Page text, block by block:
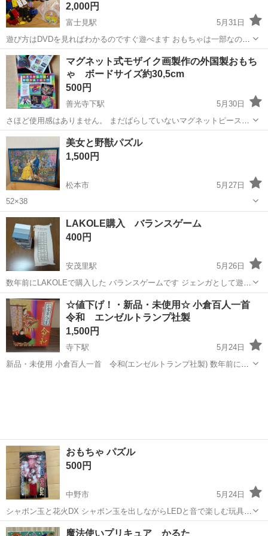
2,000円
富士見駅
5月31日
遊び方はDVDを見ればわかるのですぐ遊べます おもちゃは一部なので
DVDにないものもありますがご了承ください 除菌シートで拭いてお渡
ししますがあくまで子供が使っていたものなので小傷、多少の汚れは
あります 富士見町図書館の駐...
長野 諏訪郡 富士見駅 パズル DVD
マグネット式モザイク画製作の外国製おもち
ゃ ボードサイズ約30,5cm
500円
善光寺下駅
5月30日
さほど使用感はありません。 まだばらしていないマグネットピースも
多くあります。 直接引き取りにて、お願いいたします。
長野 長野市 善光寺下駅 パズル
美女と野獣パズル
1,500円
松本市
5月27日
52×38
長野 松本市 パズル
LAKOLE購入 バランスゲーム
400円
安茂里駅
5月26日
数年前にLAKOLEで購入した バランスゲームです ジェンガとして遊べ
ます 2、3回遊びました おしゃれな色味なので、インテリアにもなりま
す 袋は白なので少し汚れがあります 【希望取引場所】長野市 セブン
イレ...
長野 長野市 安茂里駅 パズル LAKOLE
☆値下げ！・新品・未使用☆ 小倉百人一首
令和 エンゼルトランプ社製
1,500円
寺下駅
5月24日
新品・未使用 小倉百人一首 令和(エンゼルトランプ社製) 数年前に購
おもちゃ パズル
500円
中野市
5月24日
シャボン玉と花火DX シャボン玉を出しながらLEDと音で楽しむ玩具で
す。 夏にピッタリの玩具かと思いますのでお子様といかがでしょう
長野 中野市 パズル シャボン玉
魔法使いプリキュア かるた